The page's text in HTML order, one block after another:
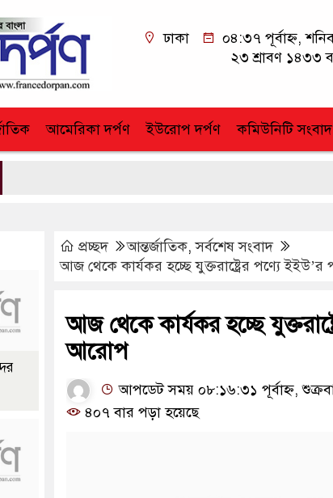
ঢাকা
০৪:৩৭ পূর্বাহ্ন,
২৩ শ্রাবণ ১৪৩৩
আমেরিকা দর্পণ ইউরোপ দর্পণ কমিউনিটি সংবাদ
প্রচ্ছদ আন্তর্জাতিক,সর্বশেষ সংবাদ
আজ থেকে কার্যকর হচ্ছে যুক্তরাষ্ট্রের পণ্যে
আজ থেকে কার্যকর হচ্ছে
আরোপ
আপডেট সময় ০৮:১৬:৩১ পূর্বাহ্ন,
৪০৭ বার পড়া হয়েছে